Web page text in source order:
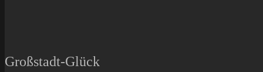
Großstadt-Glück